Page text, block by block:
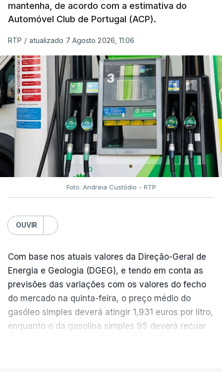
mantenha, de acordo com a estimativa do
Automóvel Club de Portugal (ACP).
RTP / atualizado 7 Agosto 2026, 11:06
Foto: Andreia Custódio - RTP
OUVIR
Com base nos atuais valores da Direção-Geral de
Energia e Geologia (DGEG), e tendo em conta as
previsões das variações com os valores do fecho
do mercado na quinta-feira, o preço médio do
gasóleo simples deverá atingir 1,931 euros por litro,
enquanto o da gasolina simples 95 deverá recuar